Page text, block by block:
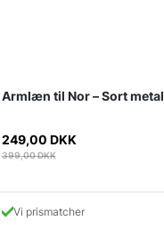
Armlæn til Nor – Sort metal
249,00 DKK
399,00DKK
Vi prismatcher